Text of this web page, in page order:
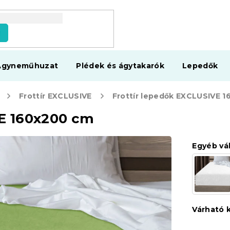
Plédek és ágytakarók Lepedők
Frottír EXCLUSIVE
160x200 cm
Egyéb
Várható